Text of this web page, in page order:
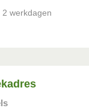
werkdagen